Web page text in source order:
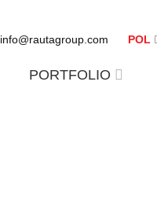
info@rautagroup.com POL
PORTFOLIO